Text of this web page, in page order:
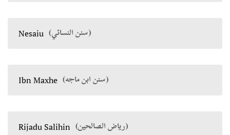
Nesaiu (سنن النسائي)
Ibn Maxhe (سنن ابن ماجه)
Rijadu Salihin (رياض الصالحين)